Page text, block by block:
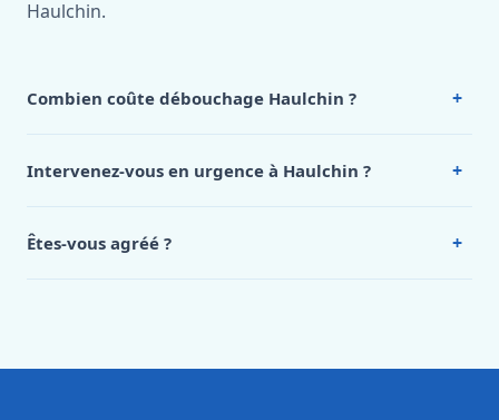
Haulchin.
Combien coûte débouchage Haulchin ? +
Haulchin, appelez le 0472 53 24 26.
Intervenez-vous en urgence à Haulchin ? +
Êtes-vous agréé ? +